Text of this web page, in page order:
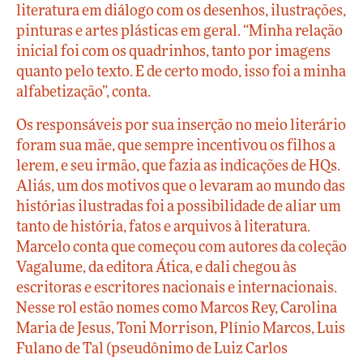
literatura em diálogo com os desenhos, ilustrações,
pinturas e artes plásticas em geral. “Minha relação
inicial foi com os quadrinhos, tanto por imagens
quanto pelo texto. E de certo modo, isso foi a minha
alfabetização”, conta.
Os responsáveis por sua inserção no meio literário
foram sua mãe, que sempre incentivou os filhos a
lerem, e seu irmão, que fazia as indicações de HQs.
Aliás, um dos motivos que o levaram ao mundo das
histórias ilustradas foi a possibilidade de aliar um
tanto de história, fatos e arquivos à literatura.
Marcelo conta que começou com autores da coleção
Vagalume, da editora Ática, e dali chegou às
escritoras e escritores nacionais e internacionais.
Nesse rol estão nomes como Marcos Rey, Carolina
Maria de Jesus, Toni Morrison, Plínio Marcos, Luis
Fulano de Tal (pseudônimo de Luiz Carlos